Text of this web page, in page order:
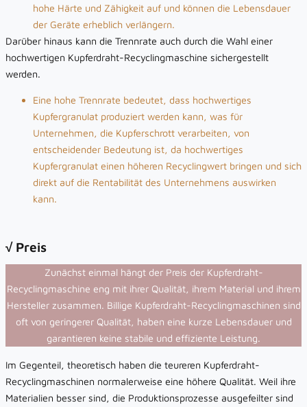
hohe Härte und Zähigkeit auf und können die Lebensdauer
der Geräte erheblich verlängern.
Darüber hinaus kann die Trennrate auch durch die Wahl einer
hochwertigen Kupferdraht-Recyclingmaschine sichergestellt
werden.
Eine hohe Trennrate bedeutet, dass hochwertiges
Kupfergranulat produziert werden kann, was für
Unternehmen, die Kupferschrott verarbeiten, von
entscheidender Bedeutung ist, da hochwertiges
Kupfergranulat einen höheren Recyclingwert bringen und sich
direkt auf die Rentabilität des Unternehmens auswirken
kann.
√ Preis
Zunächst einmal hängt der Preis der Kupferdraht-
Recyclingmaschine eng mit ihrer Qualität, ihrem Material und ihrem
Hersteller zusammen. Billige Kupferdraht-Recyclingmaschinen sind
oft von geringerer Qualität, haben eine kurze Lebensdauer und
garantieren keine stabile und effiziente Leistung.
Im Gegenteil, theoretisch haben die teureren Kupferdraht-
Recyclingmaschinen normalerweise eine höhere Qualität. Weil ihre
Materialien besser sind, die Produktionsprozesse ausgefeilter sind